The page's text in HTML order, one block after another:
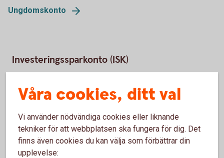
Ungdomskonto
Investeringssparkonto (ISK)
Ränta
0,00 %
Bindningstid
Ingen, fria uttag.
Våra cookies, ditt val
Vi använder nödvändiga cookies eller liknande
tekniker för att webbplatsen ska fungera för dig. Det
finns även cookies du kan välja som förbättrar din
upplevelse: